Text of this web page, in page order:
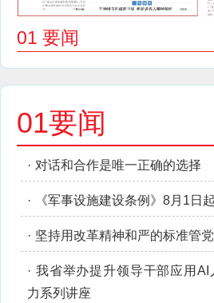
01 要闻
01要闻
· 对话和合作是唯一正确的选择
· 《军事设施建设条例》8月1日
· 坚持用改革精神和严的标准管
· 我省举办提升领导干部应用AI
力系列讲座